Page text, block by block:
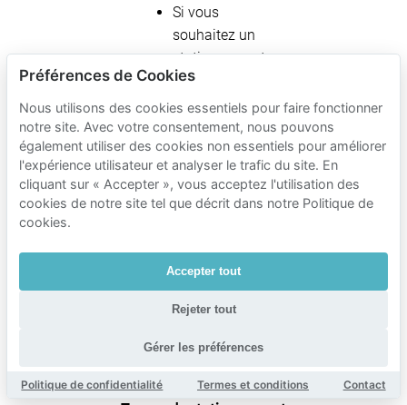
Si vous
souhaitez un
stationnement
garanti à
l’arrivée,
comparez les
places privées
sur Mobypark.
Tarifs de
stationnement
Mobypark à
Stadion
Feijenoord
Préférences de Cookies
Nous utilisons des cookies essentiels pour faire fonctionner
notre site. Avec votre consentement, nous pouvons
également utiliser des cookies non essentiels pour améliorer
l'expérience utilisateur et analyser le trafic du site. En
cliquant sur « Accepter », vous acceptez l'utilisation des
cookies de notre site tel que décrit dans notre Politique de
cookies.
Accepter tout
Rejeter tout
Gérer les préférences
Politique de confidentialité Termes et conditions Contact